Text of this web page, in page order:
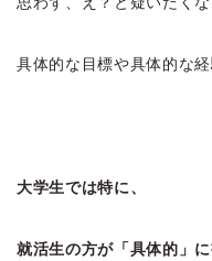
具体的な目標や具体的な
大学生では特に、
就活生の方が「具体的」